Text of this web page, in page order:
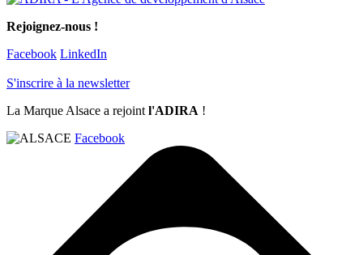
Rejoignez-nous !
Facebook LinkedIn
S'inscrire à la newsletter
La Marque Alsace a rejointl'ADIRA !
Facebook